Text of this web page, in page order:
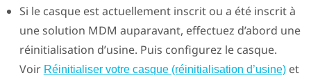
Si le casque est actuellement inscrit ou a été inscrit à
une solution MDM auparavant, effectuez d’abord une
réinitialisation d’usine. Puis configurez le casque.
Voir Réinitialiser votre casque (réinitialisation d’usine)et